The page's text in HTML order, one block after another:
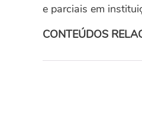
e parciais em
CONTEÚDOS